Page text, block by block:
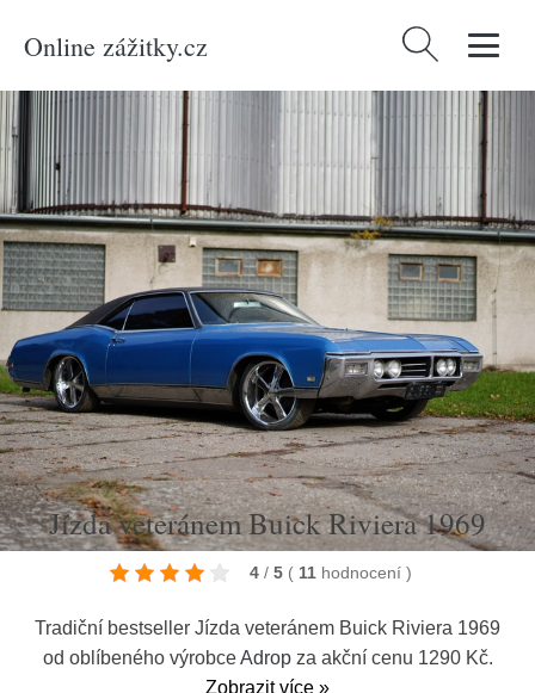
Online zážitky.cz Vyhledávání
Auto-moto/ Jízda veteránem Buick Riviera 1969
Jízda veteránem Buick Riviera 1969
4 / 5 ( 11 hodnocení )
Tradiční bestseller Jízda veteránem Buick Riviera 1969
od oblíbeného výrobceAdropza akční cenu 1290 Kč.
Zobrazit více »